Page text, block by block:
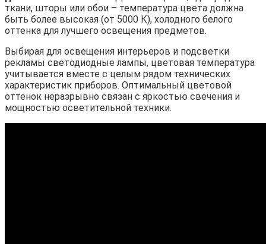
ткани, шторы или обои – температура цвета должна
быть более высокая (от 5000 К), холодного белого
оттенка для лучшего освещения предметов.
Выбирая для освещения интерьеров и подсветки
рекламы светодиодные лампы, цветовая температура
учитывается вместе с целым рядом технических
характеристик приборов. Оптимальный цветовой
оттенок неразрывно связан с яркостью свечения и
мощностью осветительной техники.